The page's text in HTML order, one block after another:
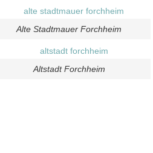
Alte Stadtmauer Forchheim
Altstadt Forchheim